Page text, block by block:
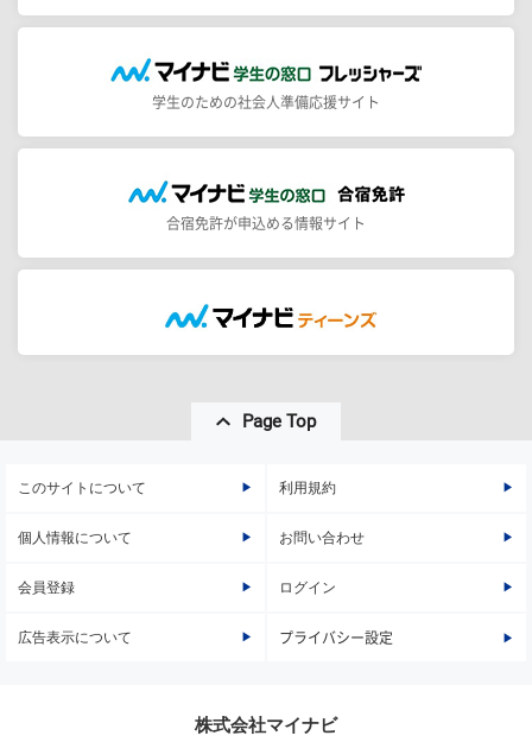
学生のための社会人準備応援サイト
合宿免許が申込める情報サイト
Page Top
このサイトについて 利用規約
個人情報について お問い合わせ
会員登録 ログイン
広告表示について プライバシー設定
株式会社マイナビ